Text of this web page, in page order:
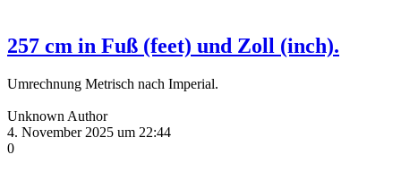
257 cm in Fuß (feet) und Zoll (inch).
Umrechnung Metrisch nach Imperial.
Unknown Author
4. November 2025 um 22:44
0